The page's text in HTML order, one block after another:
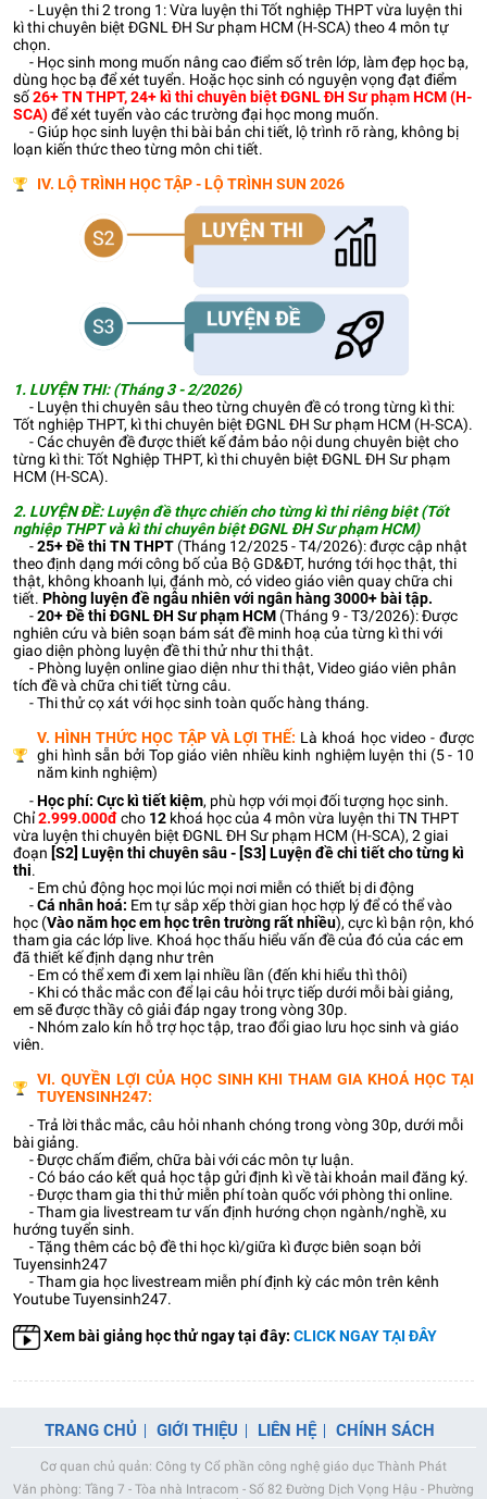
- Luyện thi 2 trong 1: Vừa luyện thi Tốt nghiệp THPT vừa luyện thi
kì thi chuyên biệt ĐGNL ĐH Sư phạm HCM (H-SCA) theo 4 môn tự
chọn.
- Học sinh mong muốn nâng cao điểm số trên lớp, làm đẹp học bạ,
dùng học bạ để xét tuyển. Hoặc học sinh có nguyện vọng đạt điểm
số26+ TN THPT, 24+ kì thi chuyên biệt ĐGNL ĐH Sư phạm HCM (H-
SCA)để xét tuyển vào các trường đại học mong muốn.
- Giúp học sinh luyện thi bài bản chi tiết, lộ trình rõ ràng, không bị
loạn kiến thức theo từng môn chi tiết.
IV. LỘ TRÌNH HỌC TẬP - LỘ TRÌNH SUN 2026
1. LUYỆN THI: (Tháng 3 - 2/2026)
- Luyện thi chuyên sâu theo từng chuyên đề có trong từng kì thi:
Tốt nghiệp THPT, kì thi chuyên biệt ĐGNL ĐH Sư phạm HCM (H-SCA).
- Các chuyên đề được thiết kế đảm bảo nội dung chuyên biệt cho
từng kì thi: Tốt Nghiệp THPT, kì thi chuyên biệt ĐGNL ĐH Sư phạm
HCM (H-SCA).
2. LUYỆN ĐỀ:Luyện đề thực chiến cho từng kì thi riêng biệt (Tốt
nghiệp THPT và kì thi chuyên biệt ĐGNL ĐH Sư phạm HCM)
-25+Đề thi TN THPT (Tháng 12/2025 - T4/2026): được cập nhật
theo định dạng mới công bố của Bộ GD&ĐT, hướng tới học thật, thi
thật, không khoanh lụi, đánh mò, có video giáo viên quay chữa chi
tiết. Phòng luyện đề ngẫu nhiên với ngân hàng 3000+ bài tập.
-20+Đề thi ĐGNL ĐH Sư phạm HCM (Tháng 9 - T3/2026): Được
nghiên cứu và biên soạn bám sát đề minh hoạ của từng kì thi với
giao diện phòng luyện đề thi thử như thi thật.
- Phòng luyện online giao diện như thi thật, Video giáo viên phân
tích đề và chữa chi tiết từng câu.
- Thi thử cọ xát với học sinh toàn quốc hàng tháng.
V. HÌNH THỨC HỌC TẬP VÀ LỢI THẾ: Là khoá học video - được
ghi hình sẵn bởi Top giáo viên nhiều kinh nghiệm luyện thi (5 - 10
năm kinh nghiệm)
-Học phí: Cực kì tiết kiệm, phù hợp với mọi đối tượng học sinh.
Chỉ2.999.000đcho 12 khoá học của 4 môn vừa luyện thi TN THPT
vừa luyện thi chuyên biệt ĐGNL ĐH Sư phạm HCM (H-SCA), 2 giai
đoạn [S2] Luyện thi chuyên sâu - [S3] Luyện đề chi tiết cho từng kì
thi.
- Em chủ động học mọi lúc mọi nơi miễn có thiết bị di động
-Cá nhân hoá: Em tự sắp xếp thời gian học hợp lý để có thể vào
học (Vào năm học em học trên trường rất nhiều), cực kì bận rộn, khó
tham gia các lớp live. Khoá học thấu hiểu vấn đề của đó của các em
đã thiết kế định dạng như trên
- Em có thể xem đi xem lại nhiều lần (đến khi hiểu thì thôi)
- Khi có thắc mắc con để lại câu hỏi trực tiếp dưới mỗi bài giảng,
em sẽ được thầy cô giải đáp ngay trong vòng 30p.
- Nhóm zalo kín hỗ trợ học tập, trao đổi giao lưu học sinh và giáo
viên.
VI. QUYỀN LỢI CỦA HỌC SINH KHI THAM GIA KHOÁ HỌC TẠI
TUYENSINH247:
- Trả lời thắc mắc, câu hỏi nhanh chóng trong vòng 30p, dưới mỗi
bài giảng.
- Được chấm điểm, chữa bài với các môn tự luận.
- Có báo cáo kết quả học tập gửi định kì về tài khoản mail đăng ký.
- Được tham gia thi thử miễn phí toàn quốc với phòng thi online.
- Tham gia livestream tư vấn định hướng chọn ngành/nghề, xu
hướng tuyển sinh.
- Tặng thêm các bộ đề thi học kì/giữa kì được biên soạn bởi
Tuyensinh247
- Tham gia học livestream miễn phí định kỳ các môn trên kênh
Youtube Tuyensinh247.
Xem bài giảng học thử ngay tại đây: CLICK NGAY TẠI ĐÂY
TRANG CHỦ GIỚI THIỆU LIÊN HỆ CHÍNH SÁCH
Cơ quan chủ quản: Công ty Cổ phần công nghệ giáo dục Thành Phát
Văn phòng: Tầng 7 - Tòa nhà Intracom - Số 82 Đường Dịch Vọng Hậu - Phường